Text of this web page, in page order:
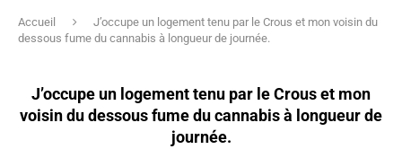
Accueil
J’occupe un logement tenu par le Crous et mon voisin du
dessous fume du cannabis à longueur de journée.
J’occupe un logement tenu par le Crous et mon
voisin du dessous fume du cannabis à longueur de
journée.